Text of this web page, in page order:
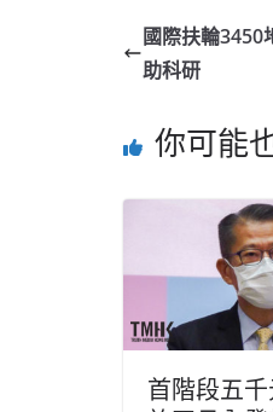
國際扶輪3450
助科研
你可能
首階段五